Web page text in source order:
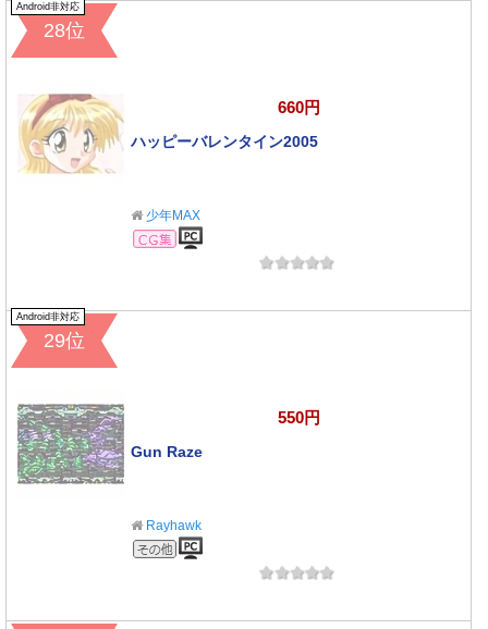
28位
Android非対応
660円
ハッピーバレンタイン2005
少年MAX
CG集
29位
Android非対応
550円
Gun Raze
Rayhawk
その他のジャンル